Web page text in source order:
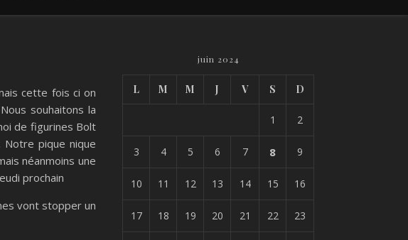
cette fois ci on
souhaitons la
de figurines Bolt
pique nique
néanmoins une
prochain
vont stopper un
juin 2024
L M M J V S D
1 2
3 4 5 6 7 8 9
10 11 12 13 14 15 16
17 18 19 20 21 22 23